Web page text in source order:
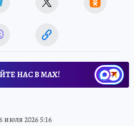
НАС В МАХ!
июля 2026 5:16